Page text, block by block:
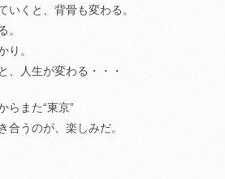
いくと、背骨も変わる。
。
り。
、人生が変わる・・・
らまた“東京”
合うのが、楽しみだ。